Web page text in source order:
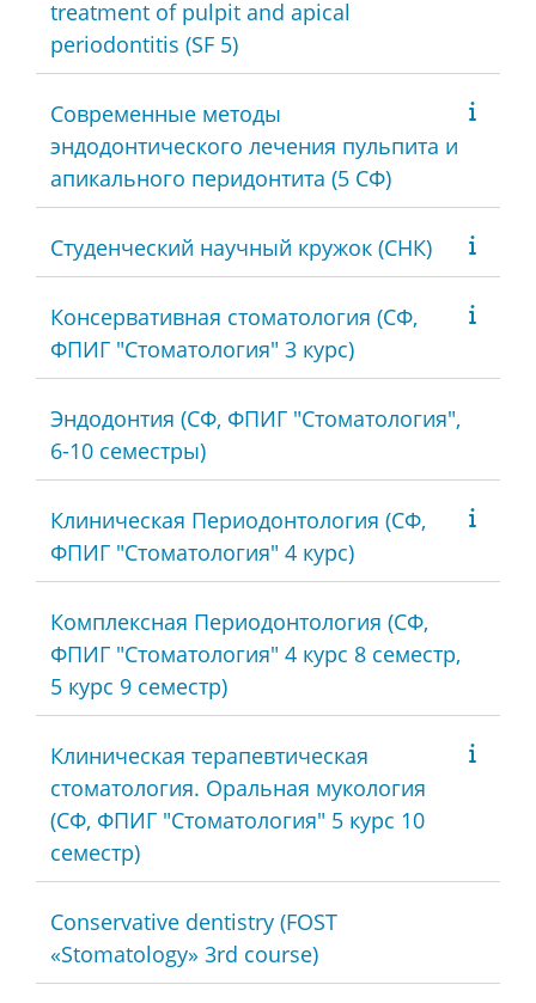
treatment of pulpit and apical
periodontitis (SF 5)
Современные методы
эндодонтического лечения пульпита и
апикального перидонтита (5 СФ)
Студенческий научный кружок (СНК)
Консервативная стоматология (СФ,
ФПИГ "Стоматология" 3 курс)
Эндодонтия (СФ, ФПИГ "Стоматология",
6-10 семестры)
Клиническая Периодонтология (СФ,
ФПИГ "Стоматология" 4 курс)
Комплексная Периодонтология (СФ,
ФПИГ "Стоматология" 4 курс 8 семестр,
5 курс 9 семестр)
Клиническая терапевтическая
стоматология. Оральная мукология
(СФ, ФПИГ "Стоматология" 5 курс 10
семестр)
Conservative dentistry (FOST
«Stomatology» 3rd course)